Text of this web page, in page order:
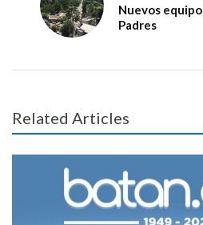
Nuevos
Padres
Related Articles